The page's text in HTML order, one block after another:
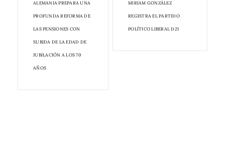
ALEMANIA PREPARA UNA
PROFUNDA REFORMA DE
LAS PENSIONES CON
SUBIDA DE LA EDAD DE
JUBILACIÓN A LOS 70
AÑOS
MIRIAM GONZÁLEZ
REGISTRA EL PARTIDO
POLÍTICO LIBERAL D21